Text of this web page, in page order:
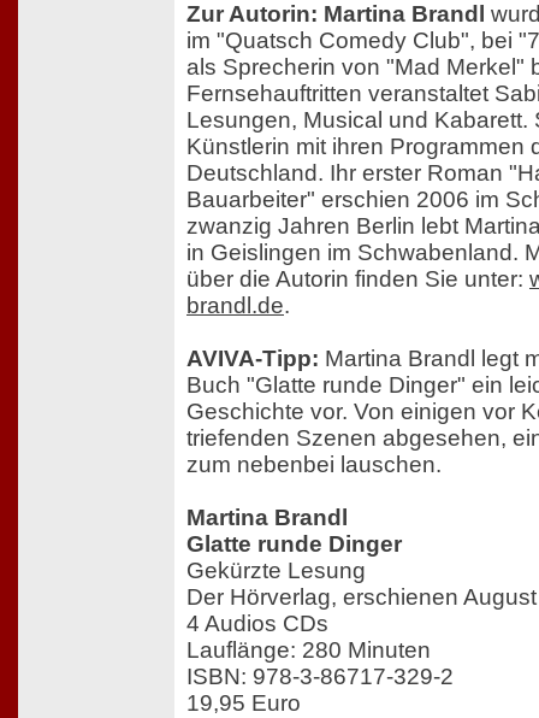
Zur Autorin: Martina Brandl
im "Quatsch Comedy Club", bei
als Sprecherin von "Mad Merkel"
Fernsehauftritten veranstaltet
Lesungen, Musical und Kabarett.
Künstlerin mit ihren Programmen
Deutschland. Ihr erster Roman
Bauarbeiter" erschien 2006 im
zwanzig Jahren Berlin lebt
in Geislingen im Schwabenland.
über die Autorin finden Sie unter:
brandl.de.
AVIVA-Tipp: Martina Brandl legt
Buch "Glatte runde Dinger" ein
Geschichte vor. Von einigen vor
triefenden Szenen abgesehen,
zum nebenbei lauschen.
Martina Brandl
Glatte runde Dinger
Gekürzte Lesung
Der Hörverlag, erschienen
4 Audios CDs
Lauflänge: 280 Minuten
ISBN: 978-3-86717-329-2
19,95 Euro